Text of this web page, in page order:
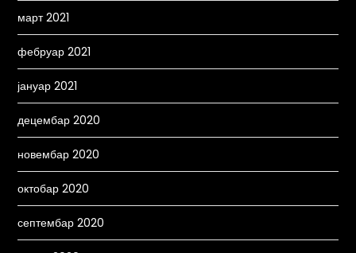
март 2021
фебруар 2021
јануар 2021
децембар 2020
новембар 2020
октобар 2020
септембар 2020